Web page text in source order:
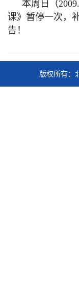
本周日（
课》暂停一次，
告！
版权所有：